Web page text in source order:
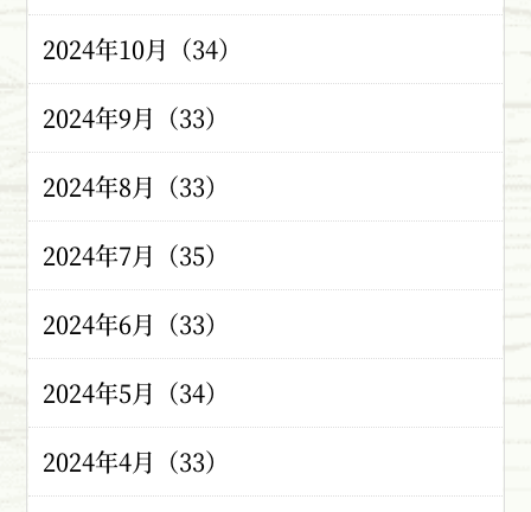
2024年10月（34）
2024年9月（33）
2024年8月（33）
2024年7月（35）
2024年6月（33）
2024年5月（34）
2024年4月（33）